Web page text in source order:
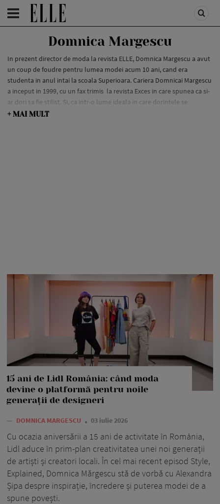
HOMEPAGE /ADVERTORIAL
Domnica Margescu
In prezent director de moda la revista ELLE, Domnica Margescu a avut
un coup de foudre pentru lumea modei acum 10 ani, cand era
studenta in anul intai la scoala Superioara. Cariera Domnicai Margescu
a inceput in 1999, cu un fax trimis la revista Exces in care spunea ca si-
ar dori sa fie stilist. Si, ca intr-o lume ideala in care dorintele se
implinesc pe loc, scenariul a continuat frumos.
+ MAI MULT
15 ani de Lidl România: când moda
devine o platformă pentru noile
generații de designeri
— DOMNICA MARGESCU 03 iulie 2026
Cu ocazia aniversării a 15 ani de activitate în România,
Lidl aduce în prim-plan creativitatea unei noi generații
de artiști și creatori locali. În cel mai recent episod Style,
Explained, Domnica Mărgescu stă de vorbă cu Alexandra
Șipa despre inspirație, încredere și puterea modei de a
spune povești.